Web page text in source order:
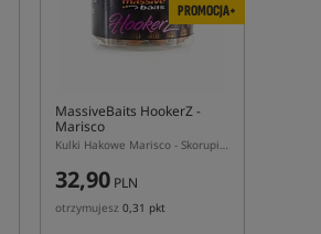
PROMOCJA+
MassiveBaits HookerZ -
Marisco
Kulki Hakowe Marisco - Skorupiaki
32,90 PLN
otrzymujesz 0,31 pkt